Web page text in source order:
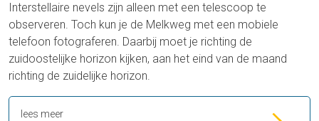
Interstellaire nevels zijn alleen met een telescoop te
observeren. Toch kun je de Melkweg met een mobiele
telefoon fotograferen. Daarbij moet je richting de
zuidoostelijke horizon kijken, aan het eind van de maand
richting de zuidelijke horizon.
lees meer